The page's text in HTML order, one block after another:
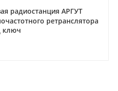
радиостанция АРГУТ
ретранслятора
ключ